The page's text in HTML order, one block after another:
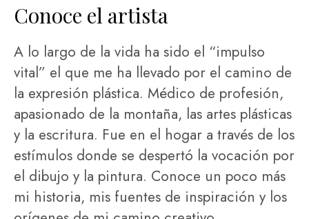
Conoce el artista
A lo largo de la vida ha sido el “impulso
vital” el que me ha llevado por el camino de
la expresión plástica. Médico de profesión,
apasionado de la montaña, las artes plásticas
y la escritura. Fue en el hogar a través de los
estímulos donde se despertó la vocación por
el dibujo y la pintura. Conoce un poco más
mi historia, mis fuentes de inspiración y los